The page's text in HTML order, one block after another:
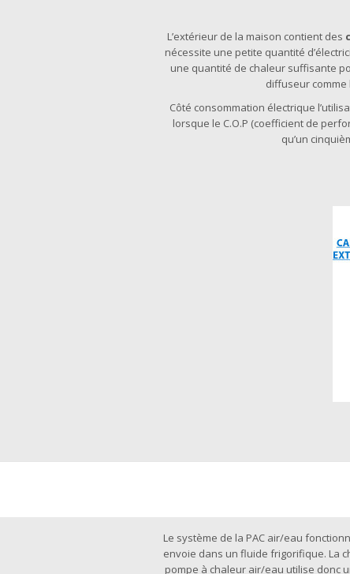
L’extérieur de la maison contient des
nécessite une petite quantité
une quantité de chaleur suffisante
diffuseur
Côté consommation électrique
lorsque le C.O.P (coefficient de
qu’un
Le système de la PAC air/eau
envoie dans un fluide frigorifique. La
pompe à chaleur air/eau utilise donc